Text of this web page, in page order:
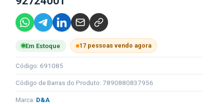
Em Estoque 17 pessoas vendo agora
Código: 691085
Código de Barras do Produto: 7890880837956
Marca: D&A